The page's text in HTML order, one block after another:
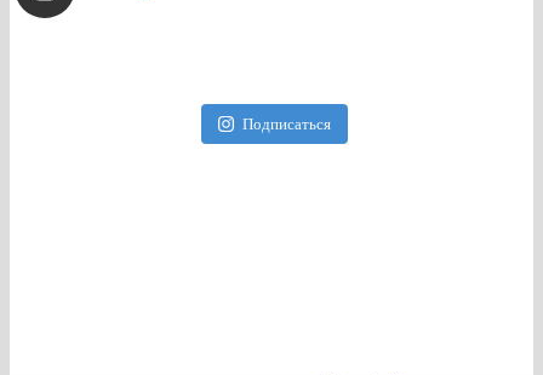
Подписаться